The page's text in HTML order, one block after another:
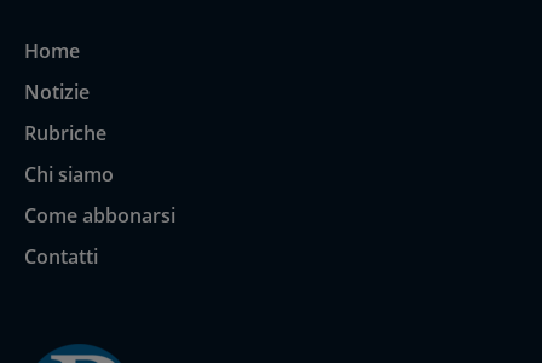
Home
Notizie
Rubriche
Chi siamo
Come abbonarsi
Contatti